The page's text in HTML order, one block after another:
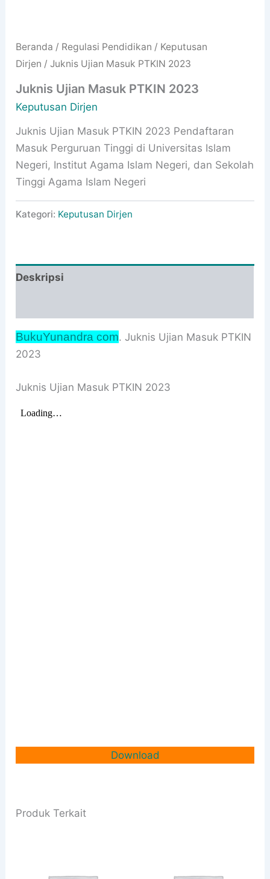
Beranda / Regulasi Pendidikan / Keputusan
Dirjen / Juknis Ujian Masuk PTKIN 2023
Juknis Ujian Masuk PTKIN 2023
Keputusan Dirjen
Juknis Ujian Masuk PTKIN 2023 Pendaftaran
Masuk Perguruan Tinggi di Universitas Islam
Negeri, Institut Agama Islam Negeri, dan Sekolah
Tinggi Agama Islam Negeri
Kategori: Keputusan Dirjen
Deskripsi
BukuYunandra com. Juknis Ujian Masuk PTKIN
2023
Juknis Ujian Masuk PTKIN 2023
Download
Produk Terkait